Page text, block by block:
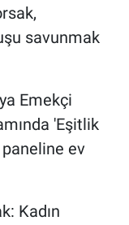
savunmak
Emekçi
'Eşitlik
ev
Kadın